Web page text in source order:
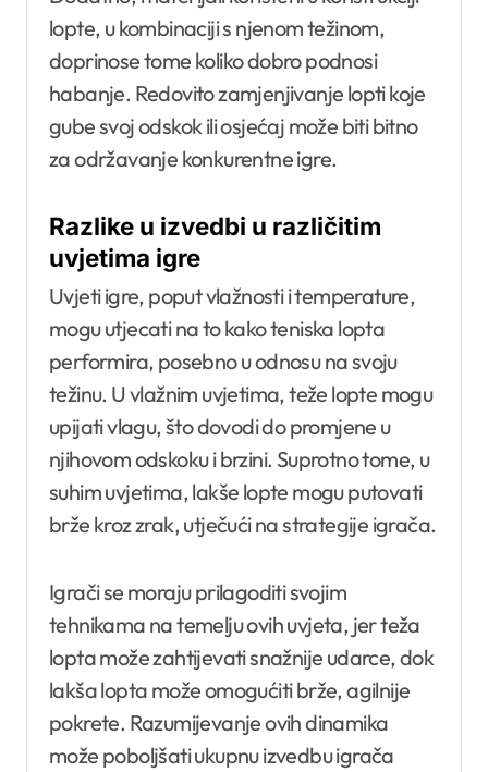
lopte, u kombinaciji s njenom težinom,
doprinose tome koliko dobro podnosi
habanje. Redovito zamjenjivanje lopti koje
gube svoj odskok ili osjećaj može biti bitno
za održavanje konkurentne igre.
Razlike u izvedbi u različitim
uvjetima igre
Uvjeti igre, poput vlažnosti i temperature,
mogu utjecati na to kako teniska lopta
performira, posebno u odnosu na svoju
težinu. U vlažnim uvjetima, teže lopte mogu
upijati vlagu, što dovodi do promjene u
njihovom odskoku i brzini. Suprotno tome, u
suhim uvjetima, lakše lopte mogu putovati
brže kroz zrak, utječući na strategije igrača.
Igrači se moraju prilagoditi svojim
tehnikama na temelju ovih uvjeta, jer teža
lopta može zahtijevati snažnije udarce, dok
lakša lopta može omogućiti brže, agilnije
pokrete. Razumijevanje ovih dinamika
može poboljšati ukupnu izvedbu igrača